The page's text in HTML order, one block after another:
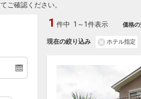
ご確認ください。
現在の絞り込み ホテル指定
1 件中 1～1件表示 価格